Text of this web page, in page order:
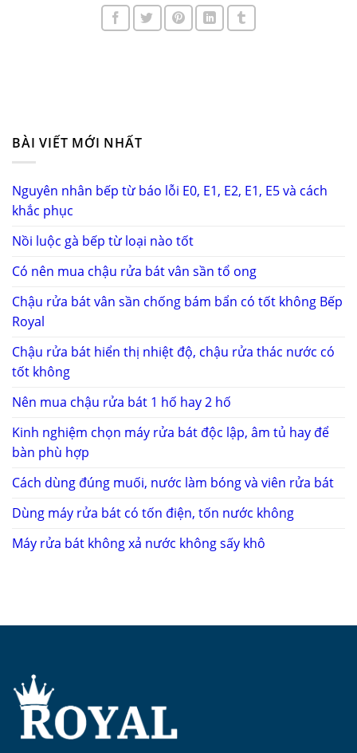
BÀI VIẾT MỚI NHẤT
Nguyên nhân bếp từ báo lỗi E0, E1, E2, E1, E5 và cách
khắc phục
Nồi luộc gà bếp từ loại nào tốt
Có nên mua chậu rửa bát vân sần tổ ong
Chậu rửa bát vân sần chống bám bẩn có tốt không Bếp
Royal
Chậu rửa bát hiển thị nhiệt độ, chậu rửa thác nước có
tốt không
Nên mua chậu rửa bát 1 hố hay 2 hố
Kinh nghiệm chọn máy rửa bát độc lập, âm tủ hay để
bàn phù hợp
Cách dùng đúng muối, nước làm bóng và viên rửa bát
Dùng máy rửa bát có tốn điện, tốn nước không
Máy rửa bát không xả nước không sấy khô